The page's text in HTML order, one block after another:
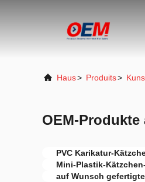
Haus> Produits>
OEM-
PVC Karikatur-
Mini-Plastik-
auf Wunsch